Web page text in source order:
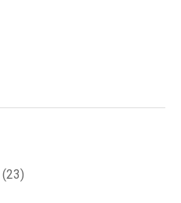
(23)